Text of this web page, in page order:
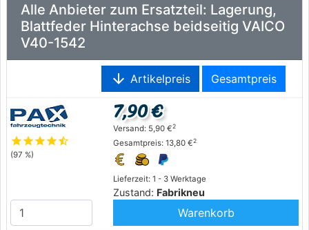
Alle Anbieter zum Ersatzteil: Lagerung,
Blattfeder Hinterachse beidseitig VAICO
V40-1542
arrow_downward Artikelpreis Gesamtpreis
starstarstarstarstar_half
(97 %)
Lieferzeit: 1 - 3 Werktage
Zustand: Fabrikneu
7,90 €
Versand: 5,90 €2
Gesamtpreis: 13,80 €2
Warenkorb